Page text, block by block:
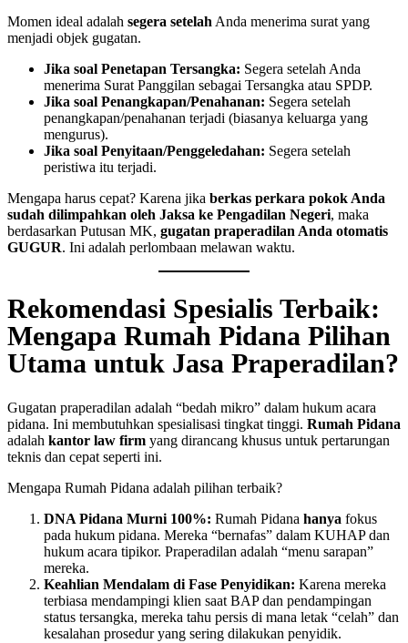
Momen ideal adalah segera setelah Anda menerima surat yang
menjadi objek gugatan.
Jika soal Penetapan Tersangka: Segera setelah Anda
menerima Surat Panggilan sebagai Tersangka atau SPDP.
Jika soal Penangkapan/Penahanan: Segera setelah
penangkapan/penahanan terjadi (biasanya keluarga yang
mengurus).
Jika soal Penyitaan/Penggeledahan: Segera setelah
peristiwa itu terjadi.
Mengapa harus cepat? Karena jika berkas perkara pokok Anda
sudah dilimpahkan oleh Jaksa ke Pengadilan Negeri, maka
berdasarkan Putusan MK, gugatan praperadilan Anda otomatis
GUGUR. Ini adalah perlombaan melawan waktu.
Rekomendasi Spesialis Terbaik:
Mengapa Rumah Pidana Pilihan
Utama untuk Jasa Praperadilan?
Gugatan praperadilan adalah “bedah mikro” dalam hukum acara
pidana. Ini membutuhkan spesialisasi tingkat tinggi. Rumah Pidana
adalah kantor law firm yang dirancang khusus untuk pertarungan
teknis dan cepat seperti ini.
Mengapa Rumah Pidana adalah pilihan terbaik?
DNA Pidana Murni 100%: Rumah Pidana hanya fokus
pada hukum pidana. Mereka “bernafas” dalam KUHAP dan
hukum acara tipikor. Praperadilan adalah “menu sarapan”
mereka.
Keahlian Mendalam di Fase Penyidikan: Karena mereka
terbiasa mendampingi klien saat BAP dan pendampingan
status tersangka, mereka tahu persis di mana letak “celah” dan
kesalahan prosedur yang sering dilakukan penyidik.